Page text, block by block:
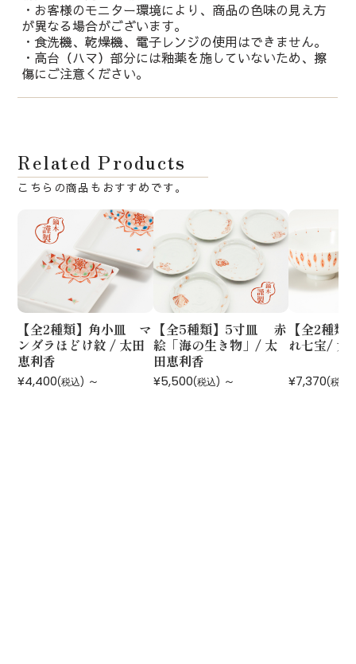
・お客様のモニター環境により、商品の色味の見え方
が異なる場合がございます。
・食洗機、乾燥機、電子レンジの使用はできません。
・高台（ハマ）部分には釉薬を施していないため、擦
傷にご注意ください。
Related Products
【全2種類】角小皿 マ
ンダラほどけ紋 / 太田
恵利香
¥4,400(税込) ～
【全5種類】5寸皿 赤
絵「海の生き物」/ 太
田恵利香
¥5,500(税込) ～
【全2種
れ七宝/ 太
¥7,370(税込)